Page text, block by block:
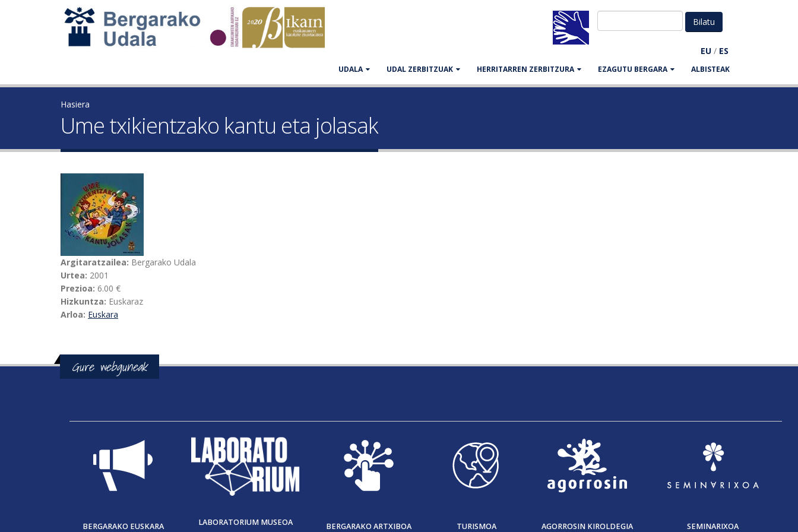
EU / ES
UDALA UDAL ZERBITZUAK HERRITARREN ZERBITZURA EZAGUTU BERGARA ALBISTEAK
Hasiera
Ume txikientzako kantu eta jolasak
Argitaratzailea: Bergarako Udala
Urtea: 2001
Prezioa: 6.00 €
Hizkuntza: Euskaraz
Arloa: Euskara
Gure webguneak
BERGARAKO EUSKARA LABORATORIUM MUSEOA BERGARAKO ARTXIBOA TURISMOA AGORROSIN KIROLDEGIA SEMINARIXOA